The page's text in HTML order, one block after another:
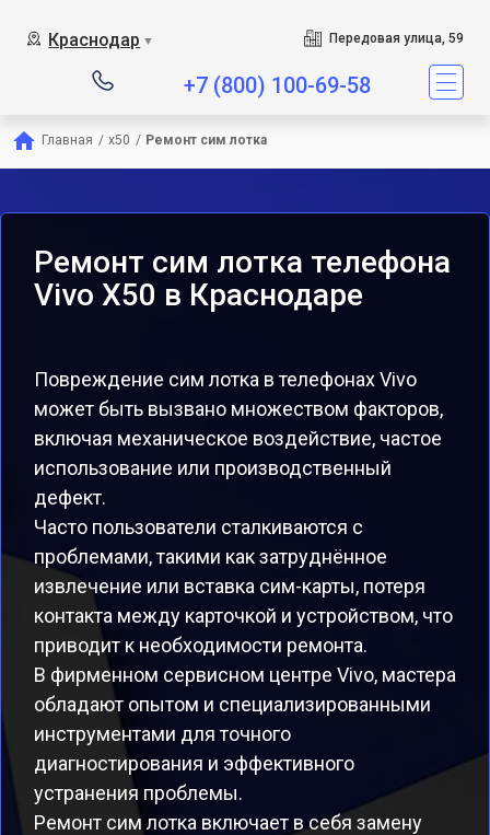
Краснодар ▼ Передовая улица, 59
+7 (800) 100-69-58
Главная / x50 / Ремонт сим лотка
Ремонт сим лотка телефона
Vivo X50 в Краснодаре
Повреждение сим лотка в телефонах Vivo
может быть вызвано множеством факторов,
включая механическое воздействие, частое
использование или производственный
дефект.
Часто пользователи сталкиваются с
проблемами, такими как затруднённое
извлечение или вставка сим-карты, потеря
контакта между карточкой и устройством, что
приводит к необходимости ремонта.
В фирменном сервисном центре Vivo, мастера
обладают опытом и специализированными
инструментами для точного
диагностирования и эффективного
устранения проблемы.
Ремонт сим лотка включает в себя замену